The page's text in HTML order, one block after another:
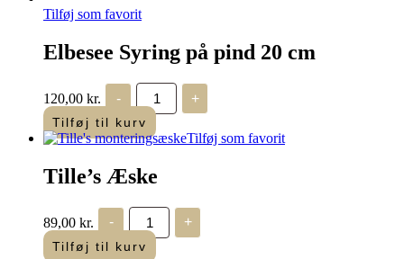
Tilføj som favorit
Elbesee Syring på pind 20 cm
120,00 kr. -
Elbesee
Syring
på
pind
20
antal
+
Tilføj til kurv
Tilføj som favorit
Tille’s Æske
89,00 kr. -
Tille's
Æske
antal
+
Tilføj til kurv